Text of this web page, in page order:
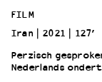
OVER LANTARENVENSTER
Wat we doen
Werken bij
FILM
Iran
2021
127’
Perzisch
Nederlands